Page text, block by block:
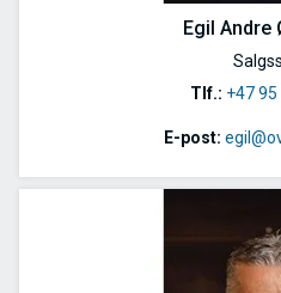
Egil Andre
Tlf.: +47 95
E-post: